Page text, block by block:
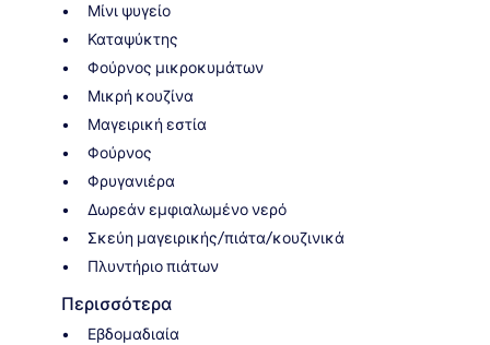
Μίνι ψυγείο
Καταψύκτης
Φούρνος μικροκυμάτων
Μικρή κουζίνα
Μαγειρική εστία
Φούρνος
Φρυγανιέρα
Δωρεάν εμφιαλωμένο νερό
Σκεύη μαγειρικής/πιάτα/κουζινικά
Πλυντήριο πιάτων
Περισσότερα
Εβδομαδιαία